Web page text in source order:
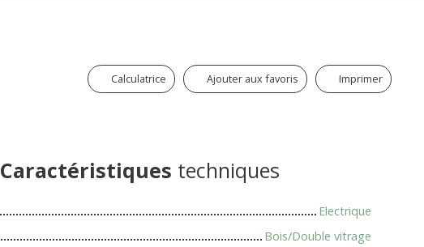
Calculatrice Ajouter aux favoris Imprimer
Caractéristiques techniques
Electrique
Bois/Double vitrage